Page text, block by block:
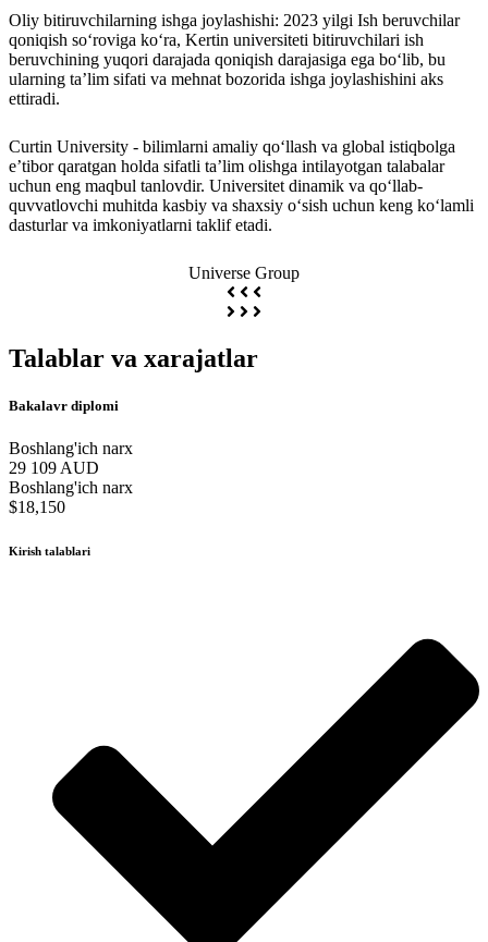
Oliy bitiruvchilarning ishga joylashishi: 2023 yilgi Ish beruvchilar
qoniqish so‘roviga ko‘ra, Kertin universiteti bitiruvchilari ish
beruvchining yuqori darajada qoniqish darajasiga ega bo‘lib, bu
ularning ta’lim sifati va mehnat bozorida ishga joylashishini aks
ettiradi.
Curtin University - bilimlarni amaliy qo‘llash va global istiqbolga
e’tibor qaratgan holda sifatli ta’lim olishga intilayotgan talabalar
uchun eng maqbul tanlovdir. Universitet dinamik va qo‘llab-
quvvatlovchi muhitda kasbiy va shaxsiy o‘sish uchun keng ko‘lamli
dasturlar va imkoniyatlarni taklif etadi.
Universe Group
Talablar va xarajatlar
Bakalavr diplomi
Boshlang'ich narx
29 109 AUD
Boshlang'ich narx
$18,150
Kirish talablari